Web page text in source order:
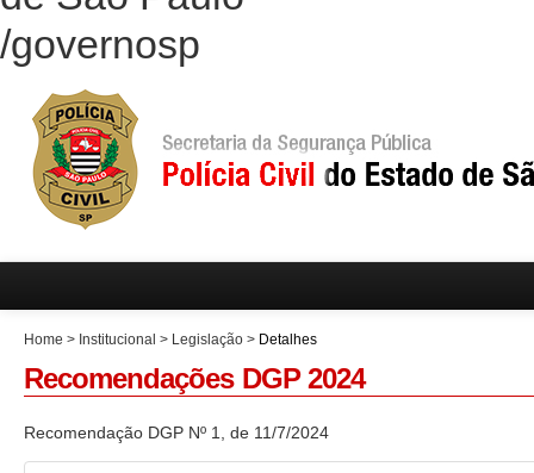
/governosp
Home > Institucional > Legislação > Detalhes
Recomendações DGP 2024
Recomendação DGP Nº 1, de 11/7/2024